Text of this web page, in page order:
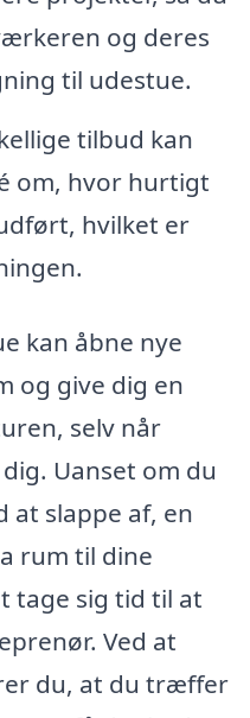
og deres
til udestue.
tilbud kan
om, hvor hurtigt
hvilket er
kan åbne nye
og give dig en
selv når
Uanset om du
at slappe af, en
rum til dine
tage sig tid til at
Ved at
du, at du træffer